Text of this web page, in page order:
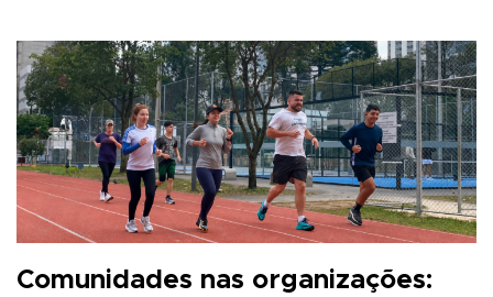
Comunidades nas organizações: